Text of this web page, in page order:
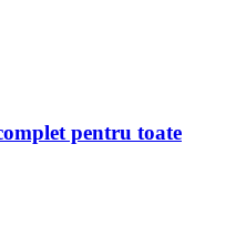
pentru toate